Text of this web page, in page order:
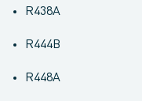
R438A
R444B
R448A